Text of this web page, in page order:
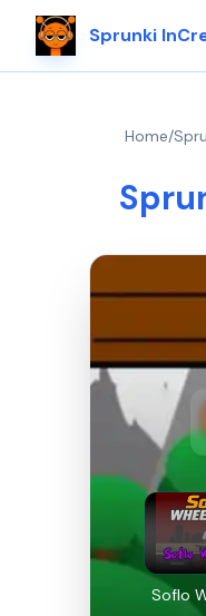
Sprunki
Home/
Soflo